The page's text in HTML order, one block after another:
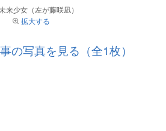
来少女（左が藤咲凪）
拡大する
の写真を見る（全1枚）